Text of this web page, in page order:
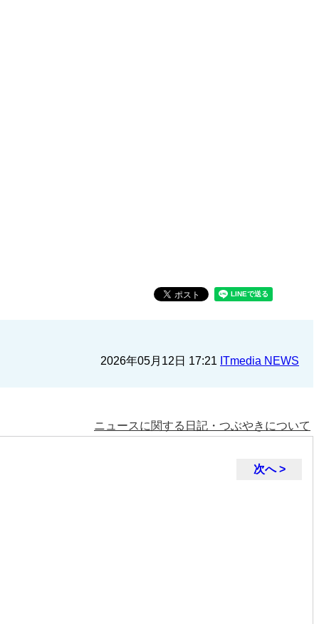
2026年05月12日 17:21 ITmedia NEWS
ニュースに関する日記・つぶやきについて
次へ >